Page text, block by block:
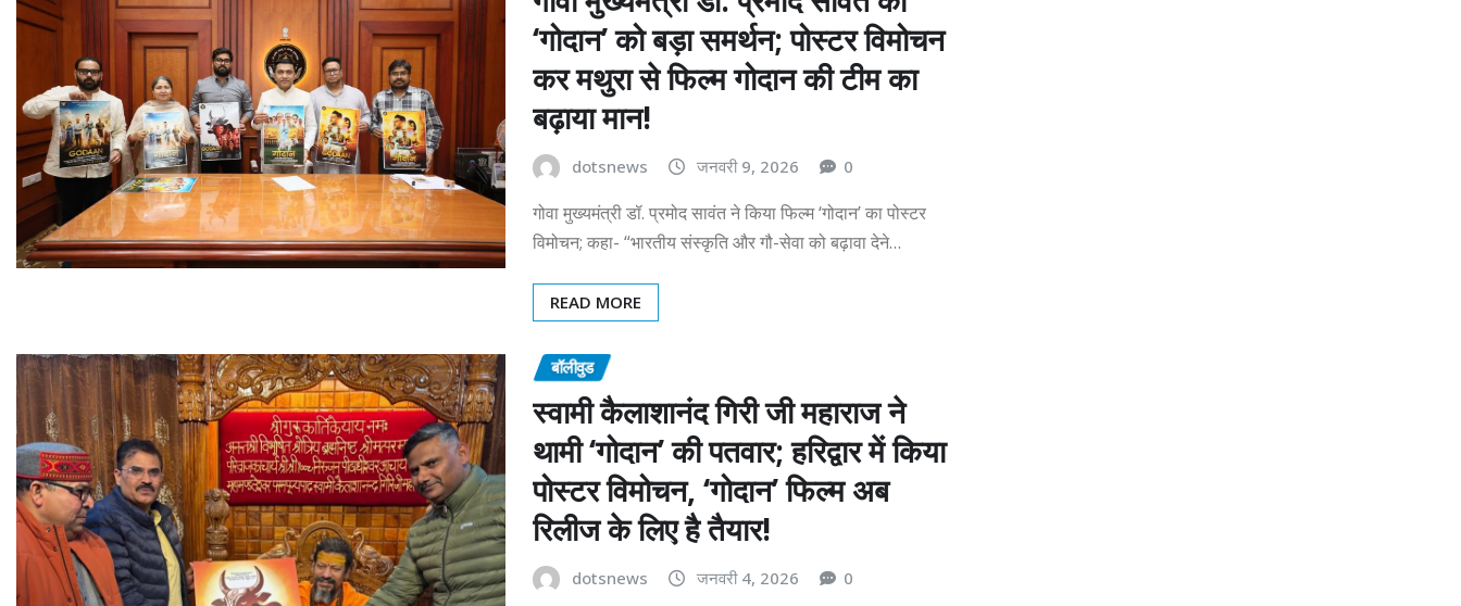
‘गोदान’ को बड़ा समर्थन; पोस्टर विमोचन
कर मथुरा से फिल्म गोदान की टीम का
बढ़ाया मान!
dotsnews जनवरी 9, 2026 0
गोवा मुख्यमंत्री डॉ. प्रमोद सावंत ने किया फिल्म ‘गोदान’ का पोस्टर
विमोचन; कहा- “भारतीय संस्कृति और गौ-सेवा को बढ़ावा देने…
READ MORE
बॉलीवुड
स्वामी कैलाशानंद गिरी जी महाराज ने
थामी ‘गोदान’ की पतवार; हरिद्वार में किया
पोस्टर विमोचन, ‘गोदान’ फिल्म अब
रिलीज के लिए है तैयार!
dotsnews जनवरी 4, 2026 0